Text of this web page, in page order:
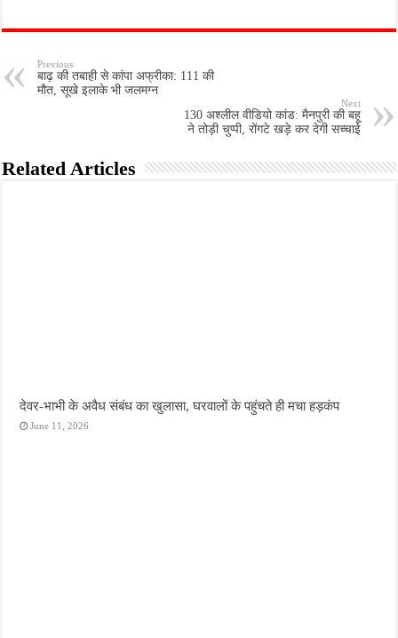
Previous
बाढ़ की तबाही से कांपा अफ्रीका: 111 की
मौत, सूखे इलाके भी जलमग्न
Next
130 अश्लील वीडियो कांड: मैनपुरी की बहू
ने तोड़ी चुप्पी, रोंगटे खड़े कर देगी सच्चाई
Related Articles
देवर-भाभी के अवैध संबंध का खुलासा, घरवालों के पहुंचते ही मचा हड़कंप
June 11, 2026